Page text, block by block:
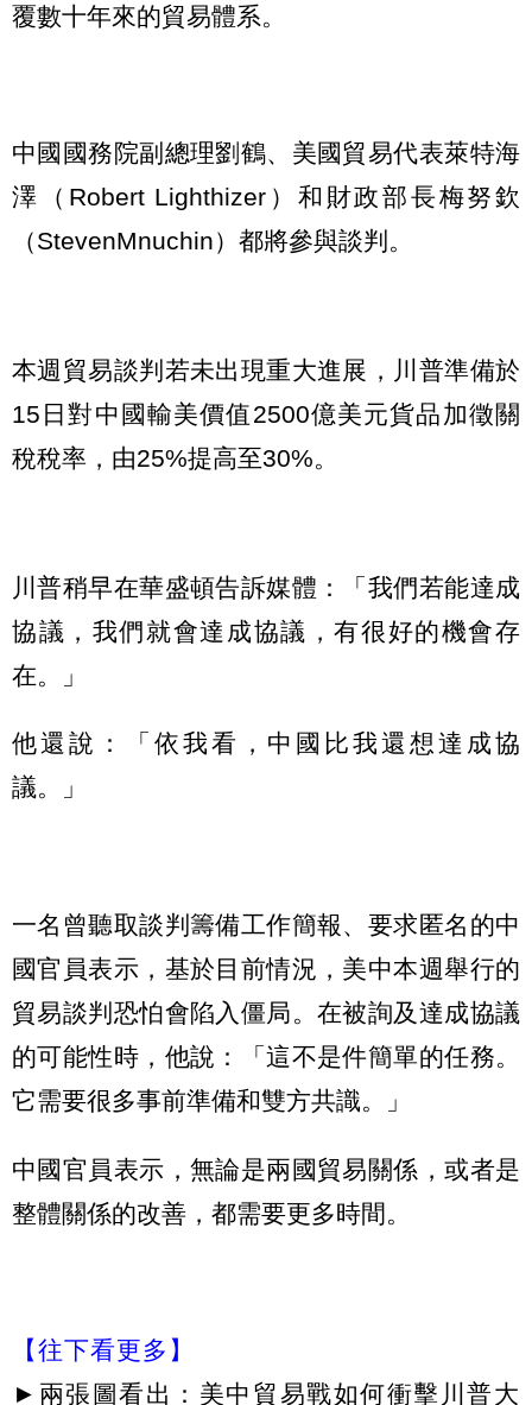
覆數十年來的貿易體系。
中國國務院副總理劉鶴、美國貿易代表萊特海
澤（Robert Lighthizer）和財政部長梅努欽
（StevenMnuchin）都將參與談判。
本週貿易談判若未出現重大進展，川普準備於
15日對中國輸美價值2500億美元貨品加徵關
稅稅率，由25%提高至30%。
川普稍早在華盛頓告訴媒體：「我們若能達成
協議，我們就會達成協議，有很好的機會存
在。」
他還說：「依我看，中國比我還想達成協
議。」
一名曾聽取談判籌備工作簡報、要求匿名的中
國官員表示，基於目前情況，美中本週舉行的
貿易談判恐怕會陷入僵局。在被詢及達成協議
的可能性時，他說：「這不是件簡單的任務。
它需要很多事前準備和雙方共識。」
中國官員表示，無論是兩國貿易關係，或者是
整體關係的改善，都需要更多時間。
【往下看更多】
► 兩張圖看出：美中貿易戰如何衝擊川普大